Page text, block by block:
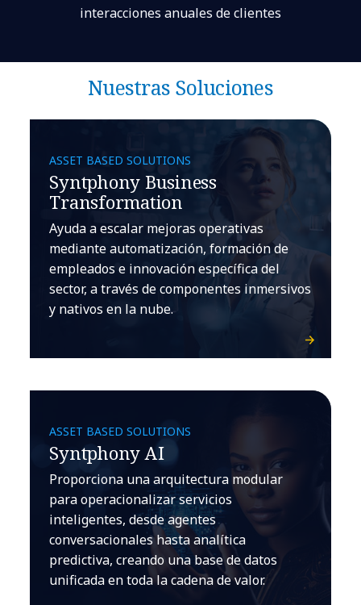
interacciones anuales de clientes
Nuestras Soluciones
ASSET BASED SOLUTIONS
Syntphony Business
Transformation
Ayuda a escalar mejoras operativas
mediante automatización, formación de
empleados e innovación específica del
sector, a través de componentes inmersivos
y nativos en la nube.
ASSET BASED SOLUTIONS
Syntphony AI
Proporciona una arquitectura modular
para operacionalizar servicios
inteligentes, desde agentes
conversacionales hasta analítica
predictiva, creando una base de datos
unificada en toda la cadena de valor.